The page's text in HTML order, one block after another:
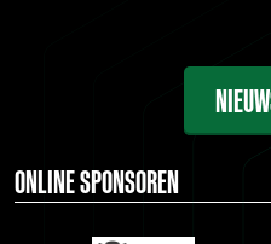
ONLINE SPONSOREN